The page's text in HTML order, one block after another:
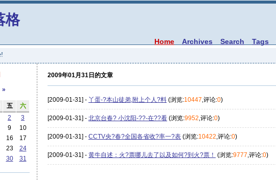
格
Home Archives Search Tags
2009年01月31日的文章
[2009-01-31] - 丫蛋-?本山徒弟,附上个人?料 (浏览:10447,评论:0)
[2009-01-31] - 北京台春? 小沈阳-??-在??看 (浏览:9952,评论:0)
[2009-01-31] - CCTV央?春?全国各省收?率一?表 (浏览:10422,评论:0)
[2009-01-31] - 黄牛自述：火?票哪儿去了以及如何?到火?票！ (浏览:9777,评论:0)
»
五
六
2
3
9
10
16
17
23
24
30 31